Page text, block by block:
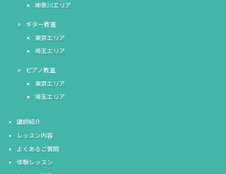
神奈川エリア
ギター教室
東京エリア
埼玉エリア
ピアノ教室
東京エリア
埼玉エリア
講師紹介
レッスン内容
よくあるご質問
体験レッスン